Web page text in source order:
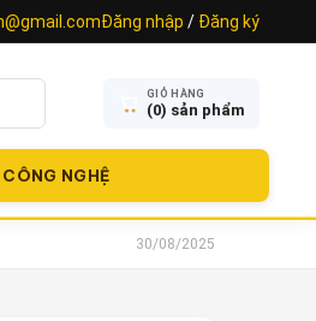
Đăng nhập / Đăng ký
GIỎ HÀNG
(0) sản phẩm
NGHỆ
30/08/2025